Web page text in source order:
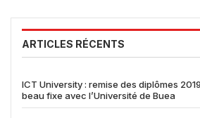
ARTICLES RÉCENTS
ICT University : remise des diplômes
beau fixe avec l’Université de Buea